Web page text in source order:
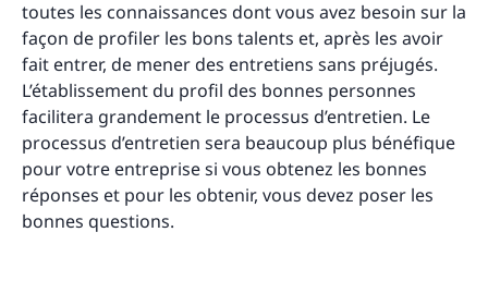
toutes les connaissances dont vous avez besoin sur la
façon de profiler les bons talents et, après les avoir
fait entrer, de mener des entretiens sans préjugés.
L’établissement du profil des bonnes personnes
facilitera grandement le processus d’entretien. Le
processus d’entretien sera beaucoup plus bénéfique
pour votre entreprise si vous obtenez les bonnes
réponses et pour les obtenir, vous devez poser les
bonnes questions.